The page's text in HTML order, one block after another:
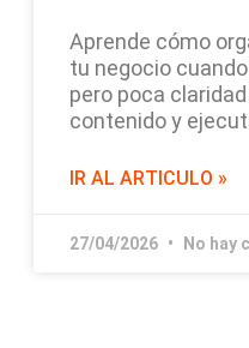
Aprende cómo
tu negocio
pero poca
contenido y
IR AL ARTICULO »
27/04/2026 No hay